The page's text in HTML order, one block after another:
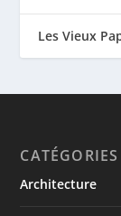
Les Vieux
CATÉGORIES
Architecture